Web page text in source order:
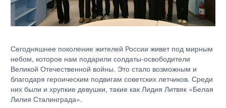
Сегодняшнее поколение жителей России живет под мирным
небом, которое нам подарили солдаты-освободители
Великой Отечественной войны. Это стало возможным и
благодаря героическим подвигам советских летчиков. Среди
них были и хрупкие девушки, такие как Лидия Литвяк «Белая
Лилия Сталинграда».